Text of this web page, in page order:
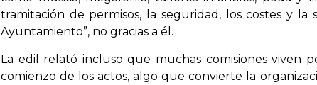
tramitación de permisos, la seguridad, los costes y la
Ayuntamiento”, no gracias a él.
La edil relató incluso que muchas comisiones viven
comienzo de los actos, algo que convierte la